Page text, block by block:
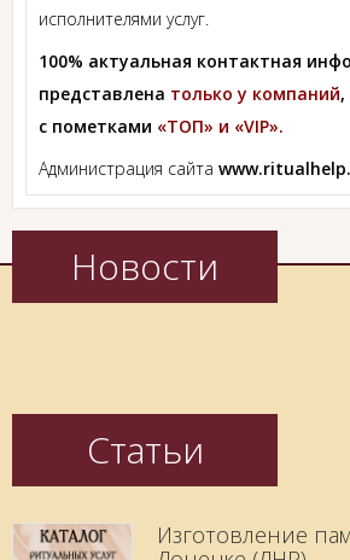
исполнителями услуг.
100% актуальная контактная
представлена только у компаний
с пометками «ТОП» и «VIP».
Администрация сайта
Новости
Статьи
Изготовление